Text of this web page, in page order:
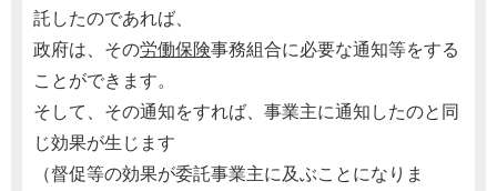
託したのであれば、
政府は、その労働保険事務組合に必要な通知等をする
ことができます。
そして、その通知をすれば、事業主に通知したのと同
じ効果が生じます
（督促等の効果が委託事業主に及ぶことになりま